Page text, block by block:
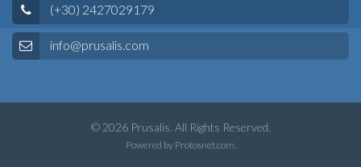
(+30) 2427029179
info@prusalis.com
© 2026 Prusalis. All Rights Reserved.
Powered by Protosnet.com.